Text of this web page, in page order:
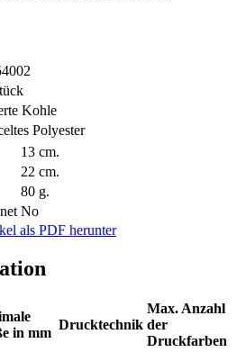
Kohle
Polyester
13 cm.
22 cm.
80 g.
No
als PDF herunter
in mm
Drucktechnik
Max. Anzahl
der
Druckfarben